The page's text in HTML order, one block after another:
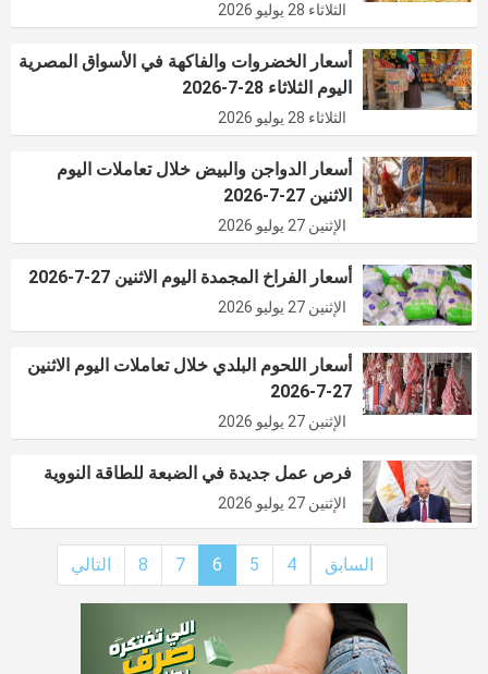
الثلاثاء 28 يوليو 2026
أسعار الخضروات والفاكهة في الأسواق المصرية
اليوم الثلاثاء 28-7-2026
الثلاثاء 28 يوليو 2026
أسعار الدواجن والبيض خلال تعاملات اليوم
الاثنين 27-7-2026
الإثنين 27 يوليو 2026
أسعار الفراخ المجمدة اليوم الاثنين 27-7-2026
الإثنين 27 يوليو 2026
أسعار اللحوم البلدي خلال تعاملات اليوم الاثنين
27-7-2026
الإثنين 27 يوليو 2026
فرص عمل جديدة في الضبعة للطاقة النووية
الإثنين 27 يوليو 2026
السابق 4
5
6
7
8 التالي